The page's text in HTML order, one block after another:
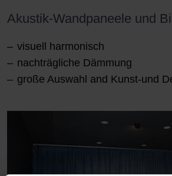
Akustik-Wandpaneele und
visuell harmonisch
nachträgliche Dämmung
große Auswahl and Kunst-und